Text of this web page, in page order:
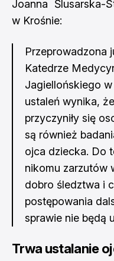
Joanna Ślusarska-
w Krośnie:
Przeprowadzona
Katedrze
Jagiellońskiego
ustaleń wynika,
przyczyniły się
są również
ojca dziecka. Do
nikomu zarzutów
dobro śledztwa i
postępowania
sprawie nie będą
Trwa ustalanie